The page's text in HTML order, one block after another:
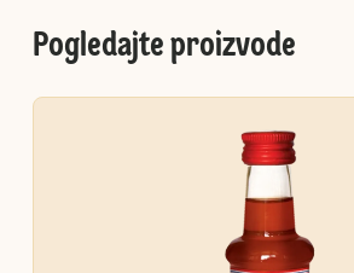
Pogledajte proizvode